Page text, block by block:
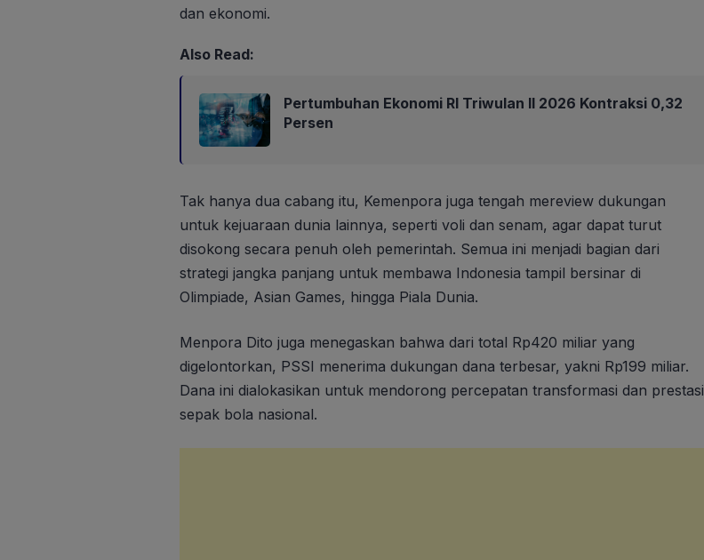
dan ekonomi.
Also Read:
Pertumbuhan Ekonomi RI Triwulan II 2026 Kontraksi 0,32
Persen
Tak hanya dua cabang itu, Kemenpora juga tengah mereview dukungan
untuk kejuaraan dunia lainnya, seperti voli dan senam, agar dapat turut
disokong secara penuh oleh pemerintah. Semua ini menjadi bagian dari
strategi jangka panjang untuk membawa Indonesia tampil bersinar di
Olimpiade, Asian Games, hingga Piala Dunia.
Menpora Dito juga menegaskan bahwa dari total Rp420 miliar yang
digelontorkan, PSSI menerima dukungan dana terbesar, yakni Rp199 miliar.
Dana ini dialokasikan untuk mendorong percepatan transformasi dan prestasi
sepak bola nasional.